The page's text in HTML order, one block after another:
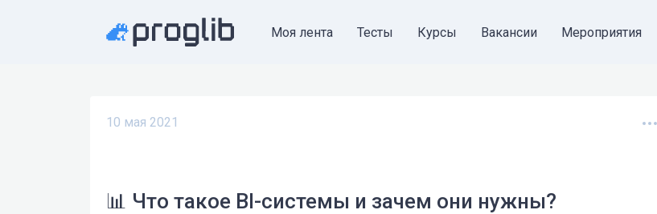
Моя лента Тесты Курсы Вакансии Мероприятия
10 мая 2021
📊 Что такое BI-системы и зачем они нужны?